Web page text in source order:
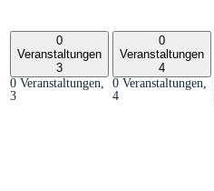
0
Veranstaltungen
3
0 Veranstaltungen,
3
0
Veranstaltungen
4
0 Veranstaltungen,
4